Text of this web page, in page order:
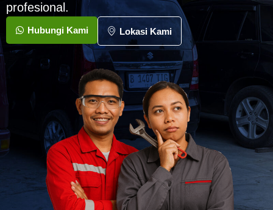
profesional.
Hubungi Kami Lokasi Kami